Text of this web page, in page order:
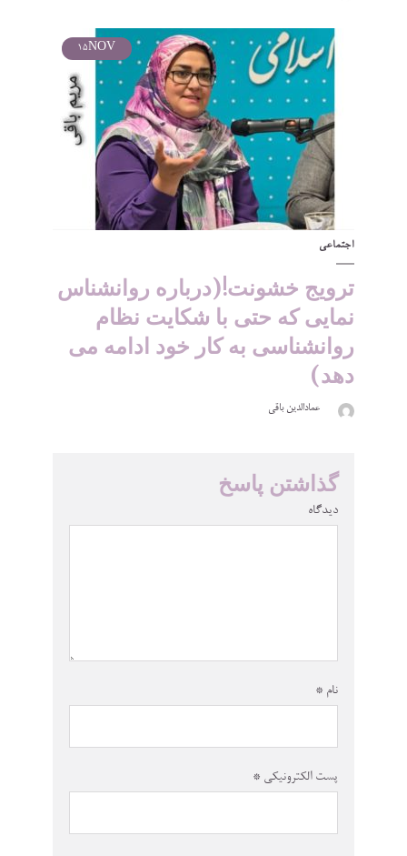
NOV
15
اجتماعی
ترویج خشونت!(درباره روانشناس
نمایی که حتی‌ با شکایت نظام
روانشناسی به کار خود ادامه می
دهد)
عمادالدین باقی
گذاشتن پاسخ
دیدگاه
نام *
پست الکترونیکی *